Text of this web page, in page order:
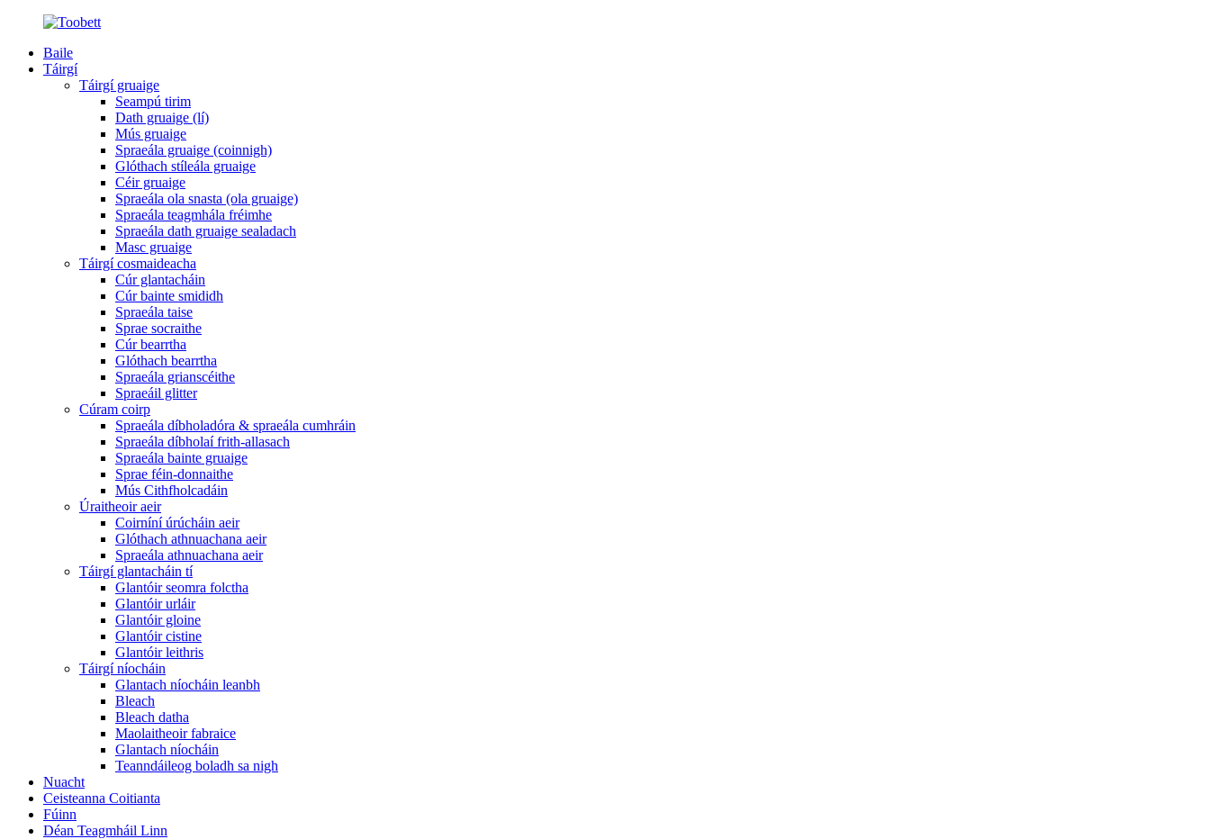
Baile
Táirgí
Táirgí gruaige
Seampú tirim
Dath gruaige (lí)
Mús gruaige
Spraeála gruaige (coinnigh)
Glóthach stíleála gruaige
Céir gruaige
Spraeála ola snasta (ola gruaige)
Spraeála teagmhála fréimhe
Spraeála dath gruaige sealadach
Masc gruaige
Táirgí cosmaideacha
Cúr glantacháin
Cúr bainte smididh
Spraeála taise
Sprae socraithe
Cúr bearrtha
Glóthach bearrtha
Spraeála grianscéithe
Spraeáil glitter
Cúram coirp
Spraeála díbholadóra & spraeála cumhráin
Spraeála díbholaí frith-allasach
Spraeála bainte gruaige
Sprae féin-donnaithe
Mús Cithfholcadáin
Úraitheoir aeir
Coirníní úrúcháin aeir
Glóthach athnuachana aeir
Spraeála athnuachana aeir
Táirgí glantacháin tí
Glantóir seomra folctha
Glantóir urláir
Glantóir gloine
Glantóir cistine
Glantóir leithris
Táirgí níocháin
Glantach níocháin leanbh
Bleach
Bleach datha
Maolaitheoir fabraice
Glantach níocháin
Teanndáileog boladh sa nigh
Nuacht
Ceisteanna Coitianta
Fúinn
Déan Teagmháil Linn